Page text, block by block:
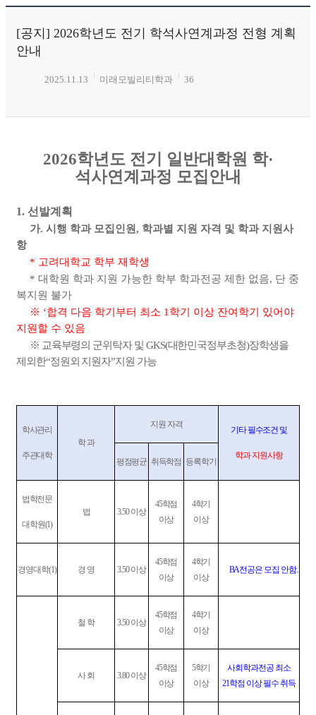
[공지] 2026학년도 전기 학석사연계과정 전형 계획
안내
2025.11.13 미래모빌리티학과 36
2026학년도 전기 일반대학원 학·
석사연계과정 모집안내
1. 선발계획
가. 시행 학과 모집인원, 학과별 지원 자격 및 학과 지원사
항
* 고려대학교 학부 재학생
* 대학원 학과 지원 가능한 학부 학과전공 제한 없음, 단 중
복지원 불가
※ ‘합격 다음 학기부터 최소 1 학기 이상 잔여학기 있어야
지원할 수 있음
※ 교육부령의 군위탁자 및 GKS(대한민국정부초청)장학생을
제외한“정원외 지원자”지원 가능
학사관리
주관대학
학 과
지원 자격
기타 필수조건 및
학과 지원사항
평점평균 취득학점 등록학기
법학전문
대학원(1)
법 3.50이상
45학점
이상
4학기
이상
경영대학(1) 경 영 3.50이상
45학점
이상
4학기
이상
BA전공은 모집 안함.
철 학 3.50이상
45학점
이상
4학기
이상
사 회 3.80이상
45학점
이상
5학기
이상
사회학과전공 최소
21학점 이상 필수 취득